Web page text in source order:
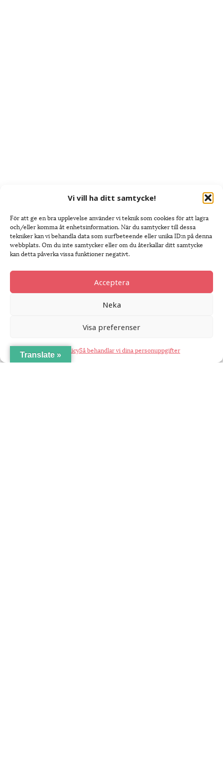
Vi vill ha ditt samtycke!
För att ge en bra upplevelse använder vi teknik som cookies för att lagra
och/eller komma åt enhetsinformation. När du samtycker till dessa
tekniker kan vi behandla data som surfbeteende eller unika ID:n på denna
webbplats. Om du inte samtycker eller om du återkallar ditt samtycke
kan detta påverka vissa funktioner negativt.
Acceptera
Neka
Visa preferenser
Cookie PolicySå behandlar vi dina personuppgifter
Translate »